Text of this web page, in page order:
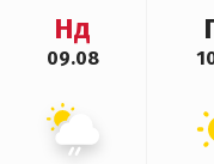
Нд
09.08